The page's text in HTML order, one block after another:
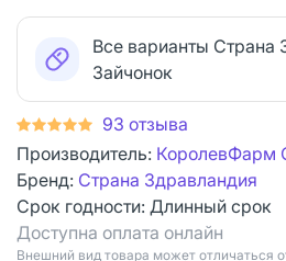
Все варианты Страна
Зайчонок
93 отзыва
Производитель: КоролевФарм
Бренд: Страна Здравландия
Срок годности: Длинный срок
Доступна оплата онлайн
Bнешний вид товара может отличаться